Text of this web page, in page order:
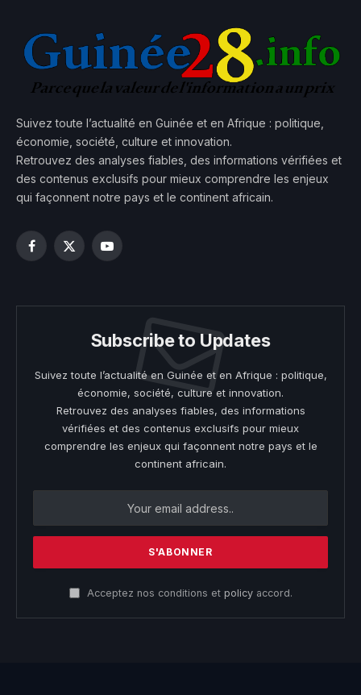
Suivez toute l’actualité en Guinée et en Afrique : politique,
économie, société, culture et innovation.
Retrouvez des analyses fiables, des informations vérifiées et
des contenus exclusifs pour mieux comprendre les enjeux
qui façonnent notre pays et le continent africain.
Facebook
X
YouTube
Subscribe to Updates
Suivez toute l’actualité en Guinée et en Afrique : politique,
économie, société, culture et innovation.
Retrouvez des analyses fiables, des informations
vérifiées et des contenus exclusifs pour mieux
comprendre les enjeux qui façonnent notre pays et le
continent africain.
Acceptez nos conditions et policyaccord.